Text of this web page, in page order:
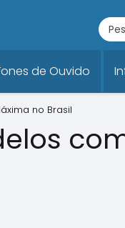
de Ouvido
no Brasil